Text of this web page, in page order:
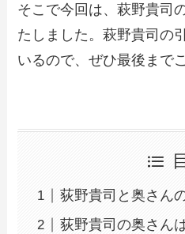
そこで今回は、萩野貴司
たしました。萩野貴司の
いるので、ぜひ最後まで
荻野貴司と奥さん
荻野貴司の奥さん